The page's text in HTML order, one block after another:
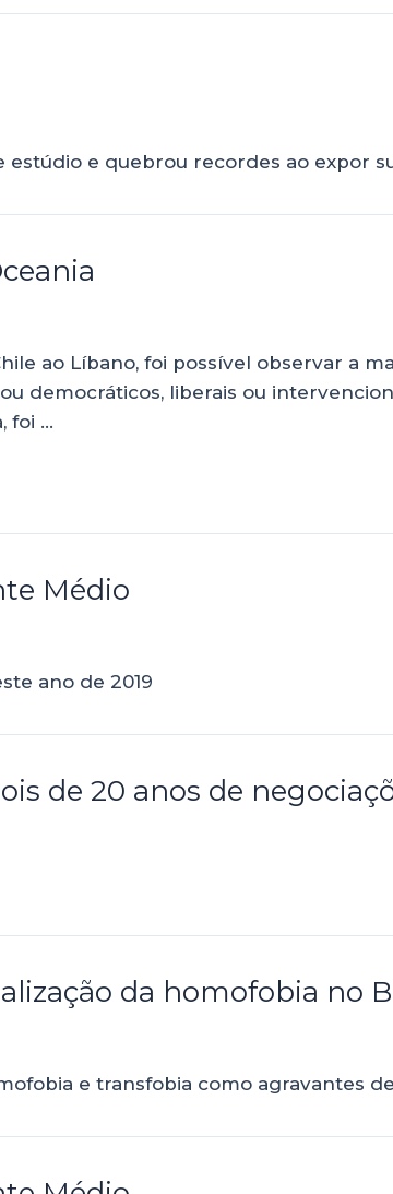
e quebrou recordes ao expor
ao Líbano, foi possível observar a
democráticos, liberais ou
foi …
Médio
ano de 2019
de 20 anos de
da homofobia no
e transfobia como agravantes